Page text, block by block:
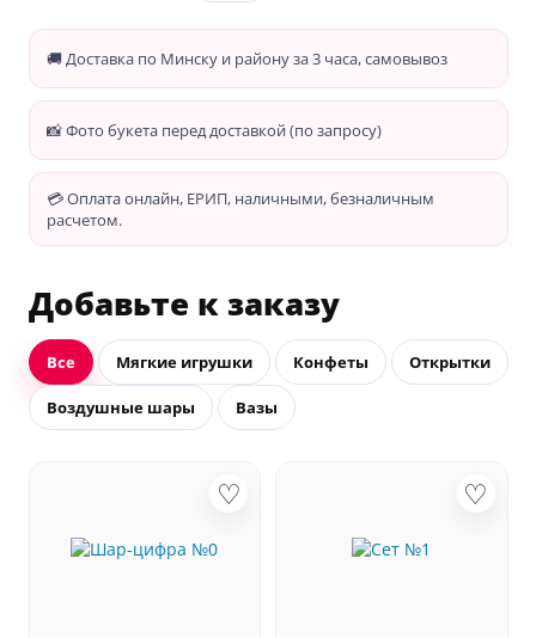
🚚 Доставка по Минску и району за 3 часа, самовывоз
📸 Фото букета перед доставкой (по запросу)
💳 Оплата онлайн, ЕРИП, наличными, безналичным
расчетом.
Добавьте к заказу
Все Мягкие игрушки Конфеты Открытки
Воздушные шары Вазы
♡ ♡